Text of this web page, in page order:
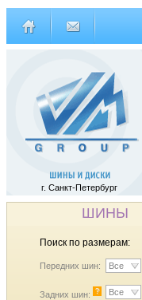
г. Санкт-Петербург
ШИНЫ
Поиск по размерам:
Передних шин: Все
Задних шин: ? Все